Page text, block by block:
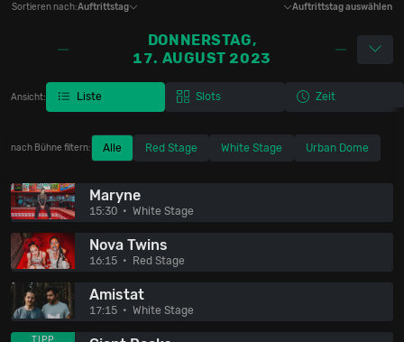
Sortieren nach:Auftrittstag Auftrittstag auswählen
DONNERSTAG,
17. AUGUST 2023
Ansicht: Liste Slots Zeit
nach Bühne filtern: Alle Red Stage White Stage Urban Dome
Maryne
15:30 White Stage
Nova Twins
16:15 Red Stage
Amistat
17:15 White Stage